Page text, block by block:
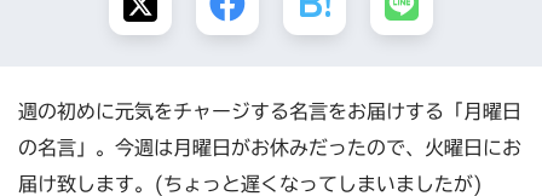
週の初めに元気をチャージする名言をお届けする「月曜日
の名言」。今週は月曜日がお休みだったので、火曜日にお
届け致します。(ちょっと遅くなってしまいましたが)